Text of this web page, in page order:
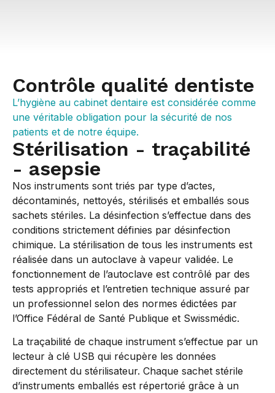
Contrôle qualité dentiste
L’hygiène au cabinet dentaire est considérée comme
une véritable obligation pour la sécurité de nos
patients et de notre équipe.
Stérilisation - traçabilité
- asepsie
Nos instruments sont triés par type d’actes,
décontaminés, nettoyés, stérilisés et emballés sous
sachets stériles. La désinfection s’effectue dans des
conditions strictement définies par désinfection
chimique. La stérilisation de tous les instruments est
réalisée dans un autoclave à vapeur validée. Le
fonctionnement de l’autoclave est contrôlé par des
tests appropriés et l’entretien technique assuré par
un professionnel selon des normes édictées par
l’Office Fédéral de Santé Publique et Swissmédic.
La traçabilité de chaque instrument s’effectue par un
lecteur à clé USB qui récupère les données
directement du stérilisateur. Chaque sachet stérile
d’instruments emballés est répertorié grâce à un